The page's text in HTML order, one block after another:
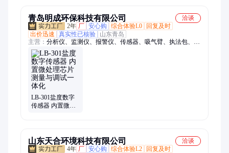
青岛明成环保科技有限公司
洽谈
2年 厂 安心购 综合体验L0
回复及时
出价迅速
真实性已核验
山东青岛
主营： 分析仪、监测仪、报警仪、传感器、吸气臂、执法包、测
量仪、锂电池、臭氧计、加热器、黑度仪、测定仪、物安全、计
数器、流量计、采样器、传声器、消解器、烟度计、机器人、采
样头、控制器、防护包、浊度仪、检测器
LB-301盐度数字
传感器 内置微处
山东天合环境科技有限公司
洽谈
4年 厂 安心购 综合体验L2
回复及时